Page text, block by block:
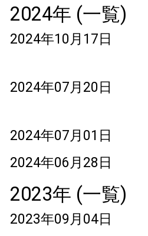
2024年 (一覧)
2024年10月17日
2024年07月20日
2024年07月01日
2024年06月28日
2023年 (一覧)
2023年09月04日